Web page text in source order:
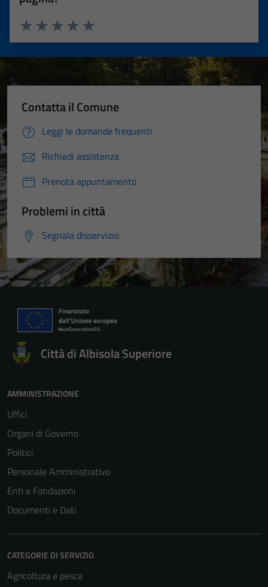
Valuta 5 stelle su 5
Valuta 4 stelle su 5
Valuta 3 stelle su 5
Valuta 2 stelle su 5
Valuta 1 stelle su 5
Contatta il Comune
Leggi le domande frequenti
Richiedi assistenza
Prenota appuntamento
Problemi in città
Segnala disservizio
Città di Albisola Superiore
AMMINISTRAZIONE
Uffici
Organi di Governo
Politici
Personale Amministrativo
Enti e Fondazioni
Documenti e Dati
CATEGORIE DI SERVIZIO
Agricoltura e pesca